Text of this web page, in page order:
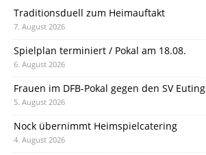
Traditionsduell zum Heimauftakt
7. August 2026
Spielplan terminiert / Pokal am 18.08.
6. August 2026
Frauen im DFB-Pokal gegen den SV
5. August 2026
Nock übernimmt Heimspielcatering
4. August 2026